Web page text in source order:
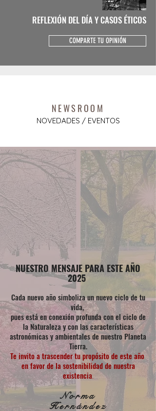
REFLEXIÓN DEL DÍA Y CASOS ÉTICOS
COMPARTE TU OPINIÓN
NEWSROOM
NOVEDADES / EVENTOS
NUESTRO MENSAJE PARA ESTE AÑO
2025
Cada nuevo año simboliza un nuevo ciclo de tu
vida,
pues está en conexión profunda con el ciclo de
la Naturaleza y con las características
astronómicas y ambientales de nuestro Planeta
Tierra.
Te invito a trascender tu propósito de este año
en favor de la sostenibilidad de nuestra
existencia.
Norma
Hernández